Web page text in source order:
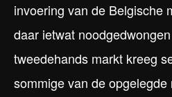
invoering van de Belgische
daar ietwat
tweedehands markt kreeg
sommige van de opgelegde